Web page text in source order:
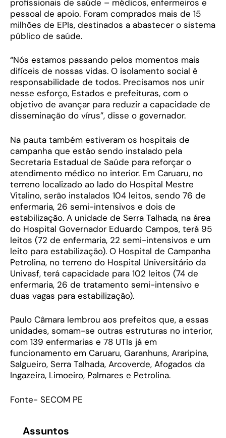
profissionais de saúde – médicos, enfermeiros e
pessoal de apoio. Foram comprados mais de 15
milhões de EPIs, destinados a abastecer o sistema
público de saúde.
“Nós estamos passando pelos momentos mais
difíceis de nossas vidas. O isolamento social é
responsabilidade de todos. Precisamos nos unir
nesse esforço, Estados e prefeituras, com o
objetivo de avançar para reduzir a capacidade de
disseminação do vírus”, disse o governador.
Na pauta também estiveram os hospitais de
campanha que estão sendo instalado pela
Secretaria Estadual de Saúde para reforçar o
atendimento médico no interior. Em Caruaru, no
terreno localizado ao lado do Hospital Mestre
Vitalino, serão instalados 104 leitos, sendo 76 de
enfermaria, 26 semi-intensivos e dois de
estabilização. A unidade de Serra Talhada, na área
do Hospital Governador Eduardo Campos, terá 95
leitos (72 de enfermaria, 22 semi-intensivos e um
leito para estabilização). O Hospital de Campanha
Petrolina, no terreno do Hospital Universitário da
Univasf, terá capacidade para 102 leitos (74 de
enfermaria, 26 de tratamento semi-intensivo e
duas vagas para estabilização).
Paulo Câmara lembrou aos prefeitos que, a essas
unidades, somam-se outras estruturas no interior,
com 139 enfermarias e 78 UTIs já em
funcionamento em Caruaru, Garanhuns, Araripina,
Salgueiro, Serra Talhada, Arcoverde, Afogados da
Ingazeira, Limoeiro, Palmares e Petrolina.
Fonte- SECOM PE
Assuntos